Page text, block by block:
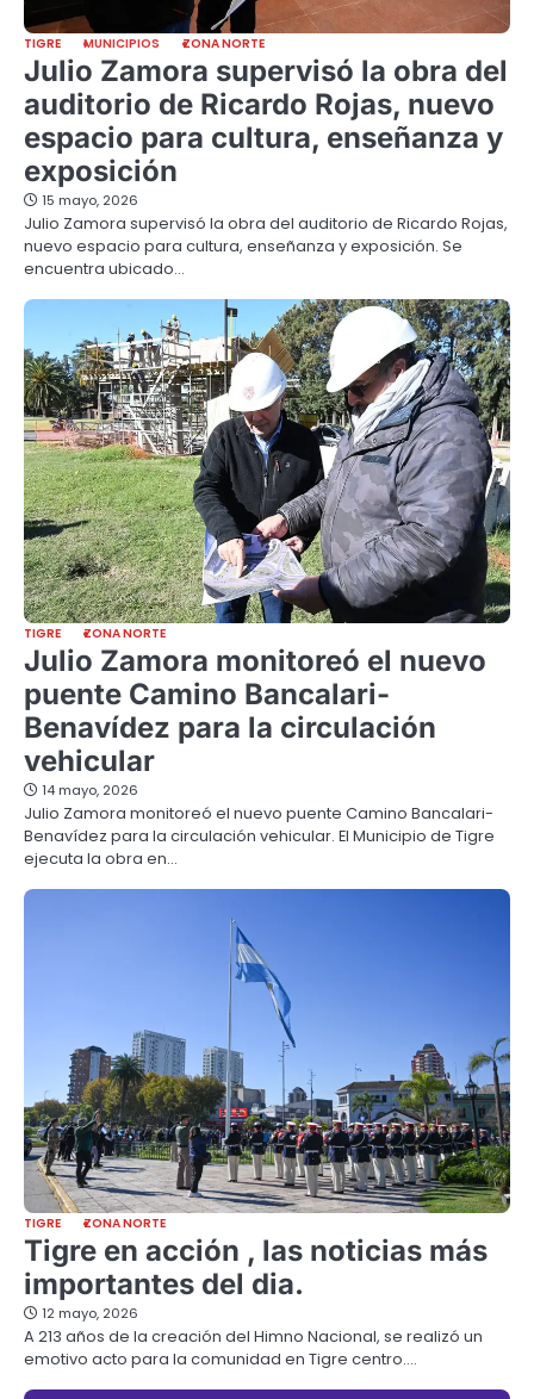
TIGRE MUNICIPIOS ZONA NORTE
Julio Zamora supervisó la obra del
auditorio de Ricardo Rojas, nuevo
espacio para cultura, enseñanza y
exposición
15 mayo, 2026
Julio Zamora supervisó la obra del auditorio de Ricardo Rojas,
nuevo espacio para cultura, enseñanza y exposición. Se
encuentra ubicado…
TIGRE ZONA NORTE
Julio Zamora monitoreó el nuevo
puente Camino Bancalari-
Benavídez para la circulación
vehicular
14 mayo, 2026
Julio Zamora monitoreó el nuevo puente Camino Bancalari-
Benavídez para la circulación vehicular. El Municipio de Tigre
ejecuta la obra en…
TIGRE ZONA NORTE
Tigre en acción , las noticias más
importantes del dia.
12 mayo, 2026
A 213 años de la creación del Himno Nacional, se realizó un
emotivo acto para la comunidad en Tigre centro.…